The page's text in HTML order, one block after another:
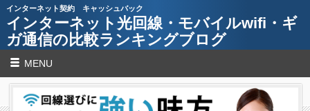
インターネット契約 キャッシュバック
インターネット光回線・モバイルwifi・ギ
ガ通信の比較ランキングブログ
MENU